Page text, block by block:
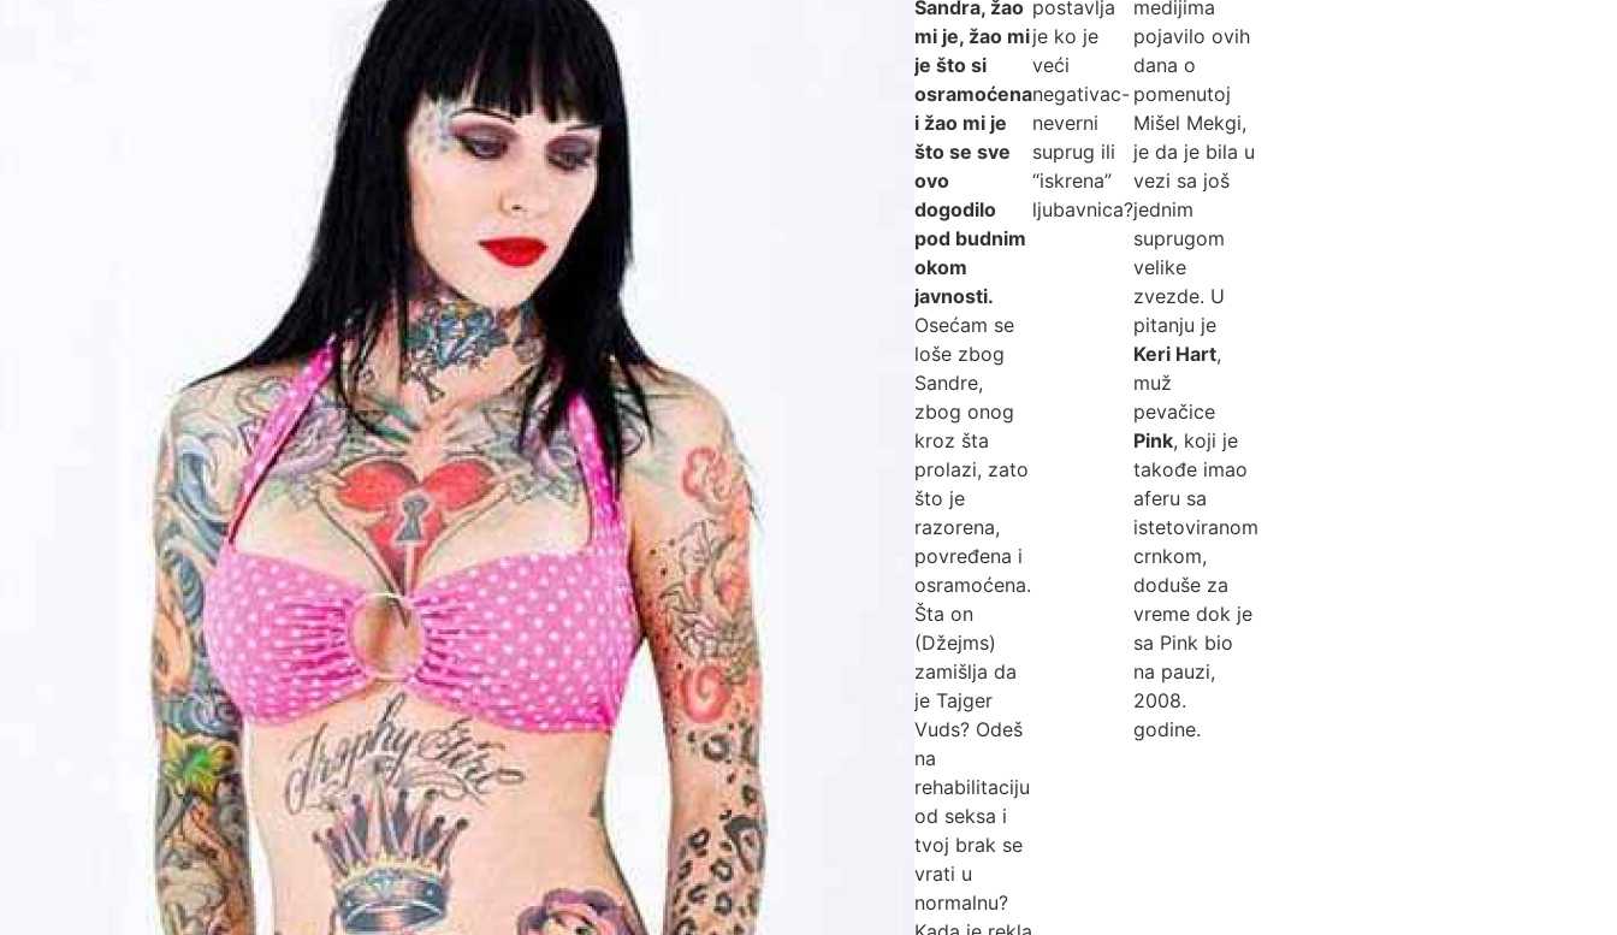
Sandra, žao
mi je, žao mi
je što si
osramoćena
i žao mi je
što se sve
ovo
dogodilo
pod budnim
okom
javnosti.
Osećam se
loše zbog
Sandre,
zbog onog
kroz šta
prolazi, zato
što je
razorena,
povređena i
osramoćena.
Šta on
(Džejms)
zamišlja da
je Tajger
Vuds? Odeš
na
rehabilitaciju
od seksa i
tvoj brak se
vrati u
normalnu?
postavlja
je ko je
veći
negativac-
neverni
suprug ili
“iskrena”
ljubavnica?
medijima
pojavilo ovih
dana o
pomenutoj
Mišel Mekgi,
je da je bila u
vezi sa još
jednim
suprugom
velike
zvezde. U
pitanju je
Keri Hart,
muž
pevačice
Pink, koji je
takođe imao
aferu sa
istetoviranom
crnkom,
doduše za
vreme dok je
sa Pink bio
na pauzi,
2008.
godine.